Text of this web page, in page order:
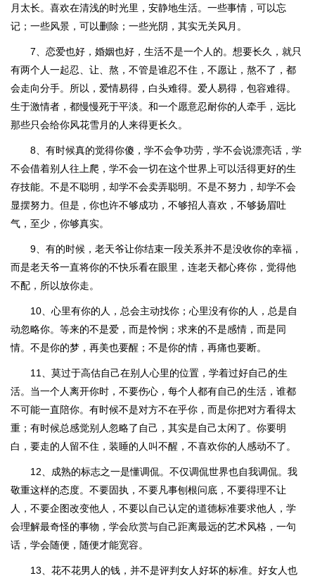
月太长。喜欢在清浅的时光里，安静地生活。一些事情，可以忘
记；一些风景，可以删除；一些光阴，其实无关风月。
7、恋爱也好，婚姻也好，生活不是一个人的。想要长久，就只
有两个人一起忍、让、熬，不管是谁忍不住，不愿让，熬不了，都
会走向分手。所以，爱情易得，白头难得。爱人易得，包容难得。
生于激情者，都慢慢死于平淡。和一个愿意忍耐你的人牵手，远比
那些只会给你风花雪月的人来得更长久。
8、有时候真的觉得你傻，学不会争功劳，学不会说漂亮话，学
不会借着别人往上爬，学不会一切在这个世界上可以活得更好的生
存技能。不是不聪明，却学不会卖弄聪明。不是不努力，却学不会
显摆努力。但是，你也许不够成功，不够招人喜欢，不够扬眉吐
气，至少，你够真实。
9、有的时候，老天爷让你结束一段关系并不是没收你的幸福，
而是老天爷一直将你的不快乐看在眼里，连老天都心疼你，觉得他
不配，所以放你走。
10、心里有你的人，总会主动找你；心里没有你的人，总是自
动忽略你。等来的不是爱，而是怜悯；求来的不是感情，而是同
情。不是你的梦，再美也要醒；不是你的情，再痛也要断。
11、莫过于高估自己在别人心里的位置，学着过好自己的生
活。当一个人离开你时，不要伤心，每个人都有自己的生活，谁都
不可能一直陪你。有时候不是对方不在乎你，而是你把对方看得太
重；有时候总感觉别人忽略了自己，其实是自己太闲了。你要明
白，要走的人留不住，装睡的人叫不醒，不喜欢你的人感动不了。
12、成熟的标志之一是懂调侃。不仅调侃世界也自我调侃。我
敬重这样的态度。不要固执，不要凡事刨根问底，不要得理不让
人，不要企图改变他人，不要以自己认定的道德标准要求他人，学
会理解最奇怪的事物，学会欣赏与自己距离最远的艺术风格，一句
话，学会随便，随便才能宽容。
13、花不花男人的钱，并不是评判女人好坏的标准。好女人也